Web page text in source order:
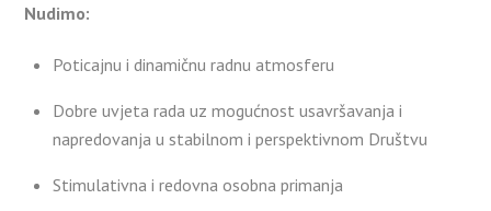
Nudimo:
Poticajnu i dinamičnu radnu atmosferu
Dobre uvjeta rada uz mogućnost usavršavanja i
napredovanja u stabilnom i perspektivnom Društvu
Stimulativna i redovna osobna primanja